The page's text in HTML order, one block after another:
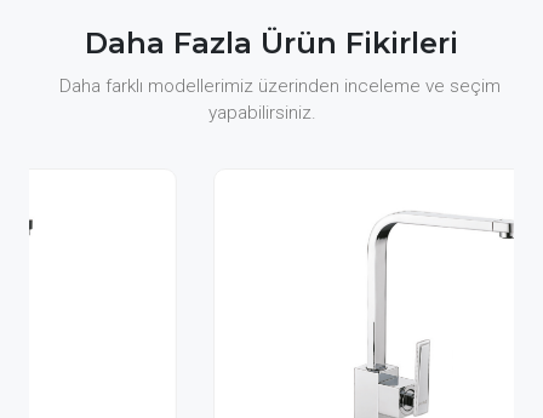
Daha Fazla Ürün Fikirleri
Daha farklı modellerimiz üzerinden inceleme ve seçim
yapabilirsiniz.